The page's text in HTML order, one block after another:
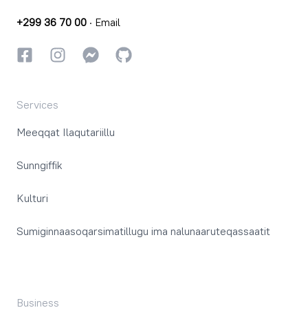
+299 36 70 00 · Email
FacebookkiInstagrammiInstagrammi
GitHub
Services
Meeqqat Ilaqutariillu
Sunngiffik
Kulturi
Sumiginnaasoqarsimatillugu ima nalunaaruteqassaatit
Business